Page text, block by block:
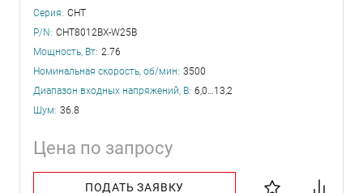
Серия: CHT
P/N: CHT8012BX-W25B
Мощность, Вт: 2.76
Номинальная скорость, об/мин: 3500
Диапазон входных напряжений, В: 6,0…13,2
Шум: 36.8
Цена по запросу
ПОДАТЬ ЗАЯВКУ